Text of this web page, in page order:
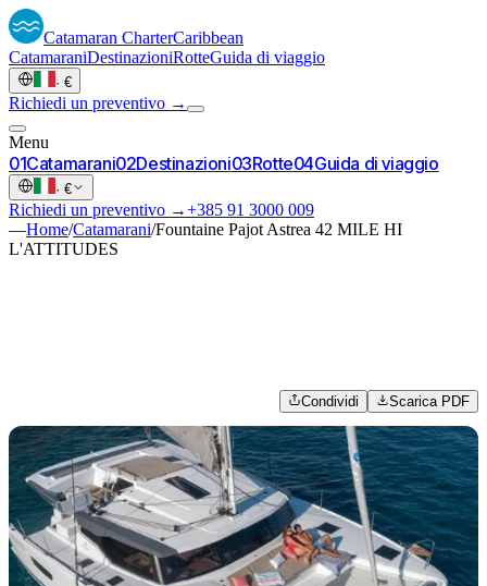
Catamaran CharterCaribbean
CatamaraniDestinazioniRotteGuida di viaggio
· €
Richiedi un preventivo →
Menu
01Catamarani02Destinazioni03Rotte04Guida di viaggio
· €
Richiedi un preventivo →+385 91 3000 009
—Home/Catamarani/Fountaine Pajot Astrea 42 MILE HI
L'ATTITUDES
Condividi Scarica PDF